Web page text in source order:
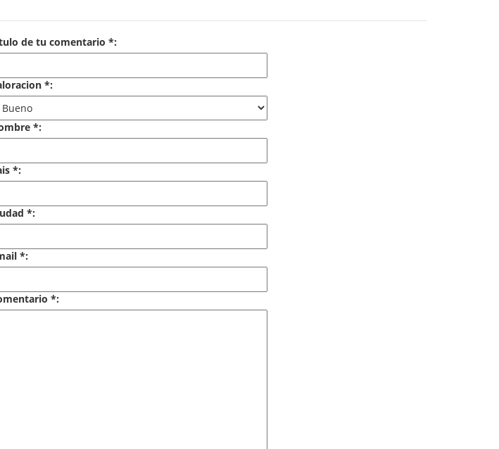
de tu comentario *:
*:
*:
*:
*:
*:
*: